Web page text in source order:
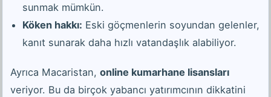
sunmak mümkün.
Köken hakkı: Eski göçmenlerin soyundan gelenler,
kanıt sunarak daha hızlı vatandaşlık alabiliyor.
Ayrıca Macaristan, online kumarhane lisansları
veriyor. Bu da birçok yabancı yatırımcının dikkatini